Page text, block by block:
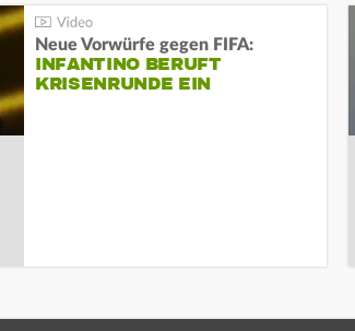
Neue Vorwürfe gegen FIFA:
INFANTINO BERUFT
KRISENRUNDE EIN